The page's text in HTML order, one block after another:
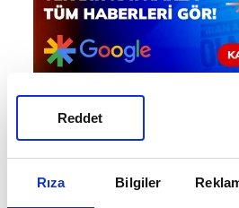
Rıza Bilgiler
Reddet